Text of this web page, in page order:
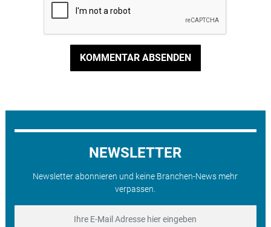
KOMMENTAR ABSENDEN
NEWSLETTER
Newsletter abonnieren und keine Branchen-News mehr
verpassen.